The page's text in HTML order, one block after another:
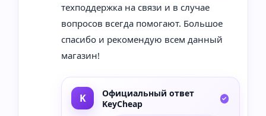
техподдержка на связи и в случае
вопросов всегда помогают. Большое
спасибо и рекомендую всем данный
магазин!
Официальный ответ
KeyCheap